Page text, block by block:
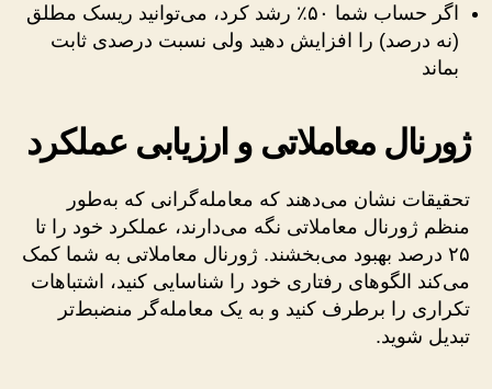
اگر حساب شما ۵۰٪ رشد کرد، می‌توانید ریسک مطلق
(نه درصد) را افزایش دهید ولی نسبت درصدی ثابت
بماند
ژورنال معاملاتی و ارزیابی عملکرد
تحقیقات نشان می‌دهند که معامله‌گرانی که به‌طور
منظم ژورنال معاملاتی نگه می‌دارند، عملکرد خود را تا
۲۵ درصد بهبود می‌بخشند. ژورنال معاملاتی به شما کمک
می‌کند الگوهای رفتاری خود را شناسایی کنید، اشتباهات
تکراری را برطرف کنید و به یک معامله‌گر منضبط‌تر
تبدیل شوید.